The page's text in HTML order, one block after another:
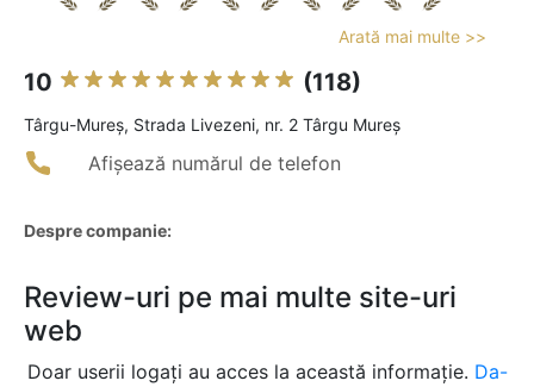
Arată mai multe >>
10 (118)
Târgu-Mureş, Strada Livezeni, nr. 2 Târgu Mureș
Afișează numărul de telefon
Despre companie:
Review-uri pe mai multe site-uri
web
Doar userii logați au acces la această informație. Da-